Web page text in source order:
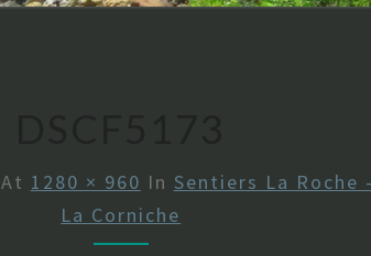
At 1280 × 960 In Sentiers La Roche
La Corniche